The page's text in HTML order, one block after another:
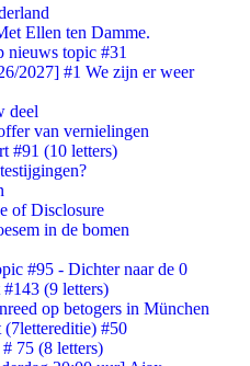
Ellen ten Damme.
nieuws topic #31
2027] #1 We zijn er weer
deel
van vernielingen
#91 (10 letters)
of Disclosure
in de bomen
#95 - Dichter naar de 0
(9 letters)
op betogers in München
(7lettereditie) #50
75 (8 letters)